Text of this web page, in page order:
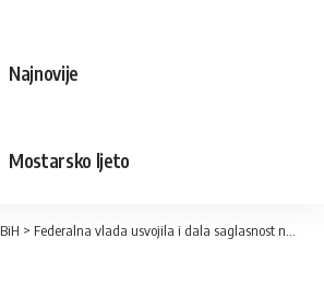
Najnovije
Mostarsko ljeto
BiH > Federalna vlada usvojila i dala saglasnost na planove i programe rada više institucija